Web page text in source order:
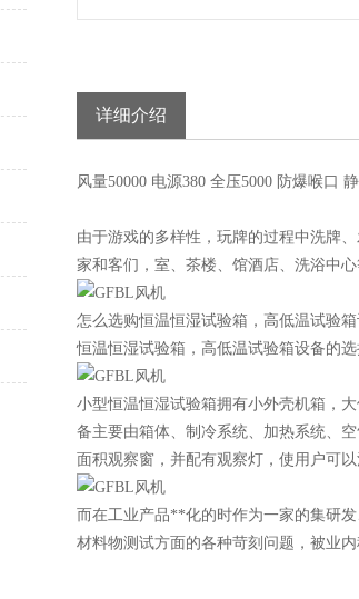
详细介绍
风量50000 电源380 全压5000 防爆喉口
由于游戏的多样性，玩牌的过程中洗牌
家和客们，室、茶楼、馆酒店、洗浴中
怎么选购恒温恒湿试验箱，高低温试验
恒温恒湿试验箱，高低温试验箱设备的
小型恒温恒湿试验箱拥有小外壳机箱，
备主要由箱体、制冷系统、加热系统、
面积观察窗，并配有观察灯，使用户可
而在工业产品**化的时作为一家的集研
材料物测试方面的各种苛刻问题，被业